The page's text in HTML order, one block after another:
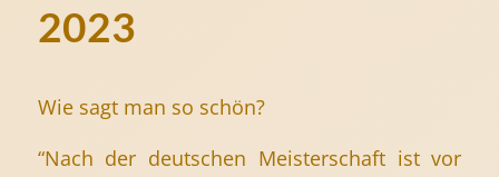
2023
Wie sagt man so schön?
“Nach der deutschen Meisterschaft ist vor